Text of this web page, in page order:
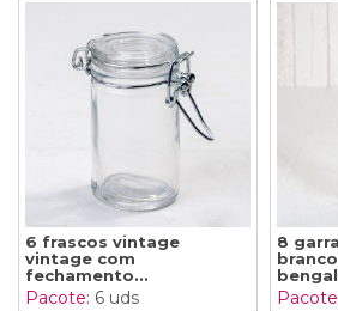
6 frascos vintage
vintage com
fechamento...
Pacote: 6 uds
8